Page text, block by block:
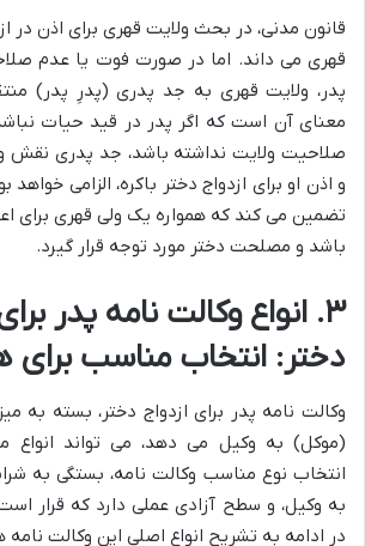
قانون مدنی، در بحث ولایت قهری برای اذن در
قهری می داند. اما در صورت فوت یا عدم
پدر، ولایت قهری به جد پدری (پدرِ پدر)
معنای آن است که اگر پدر در قید حیات
صلاحیت ولایت نداشته باشد، جد پدری نقش
و اذن او برای ازدواج دختر باکره، الزامی خواهد
تضمین می کند که همواره یک ولی قهری برای
باشد و مصلحت دختر مورد توجه قرار گیرد.
۳. انواع وکالت نامه پدر
دختر: انتخاب مناسب برای
وکالت نامه پدر برای ازدواج دختر، بسته به
(موکل) به وکیل می دهد، می تواند انواع
انتخاب نوع مناسب وکالت نامه، بستگی به
به وکیل، و سطح آزادی عملی دارد که قرار
در ادامه به تشریح انواع اصلی این وکالت نامه